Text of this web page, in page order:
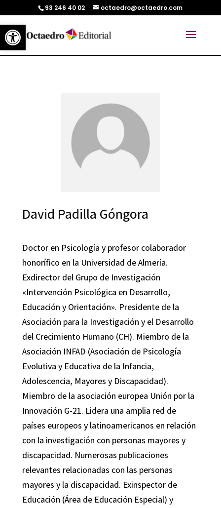
Abrir barra de herramientas
93 246 40 02 octaedro@octaedro.com
David Padilla Góngora
Doctor en Psicología y profesor colaborador
honorífico en la Universidad de Almería.
Exdirector del Grupo de Investigación
«Intervención Psicológica en Desarrollo,
Educación y Orientación». Presidente de la
Asociación para la Investigación y el Desarrollo
del Crecimiento Humano (CH). Miembro de la
Asociación INFAD (Asociación de Psicología
Evolutiva y Educativa de la Infancia,
Adolescencia, Mayores y Discapacidad).
Miembro de la asociación europea Unión por la
Innovación G-21. Lidera una amplia red de
países europeos y latinoamericanos en relación
con la investigación con personas mayores y
discapacidad. Numerosas publicaciones
relevantes relacionadas con las personas
mayores y la discapacidad. Exinspector de
Educación (Área de Educación Especial) y